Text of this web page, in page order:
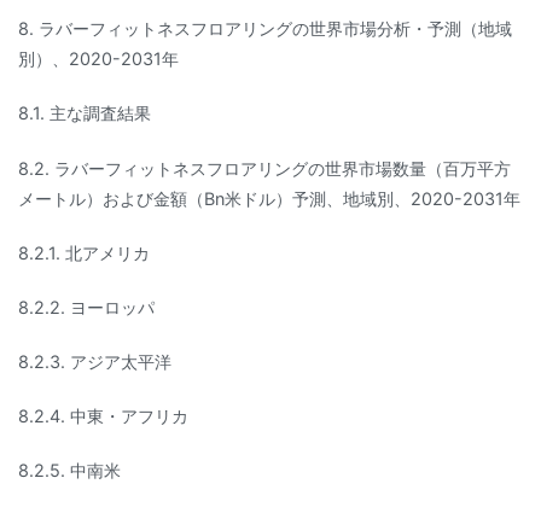
8. ラバーフィットネスフロアリングの世界市場分析・予測（地域
別）、2020-2031年
8.1. 主な調査結果
8.2. ラバーフィットネスフロアリングの世界市場数量（百万平方
メートル）および金額（Bn米ドル）予測、地域別、2020-2031年
8.2.1. 北アメリカ
8.2.2. ヨーロッパ
8.2.3. アジア太平洋
8.2.4. 中東・アフリカ
8.2.5. 中南米